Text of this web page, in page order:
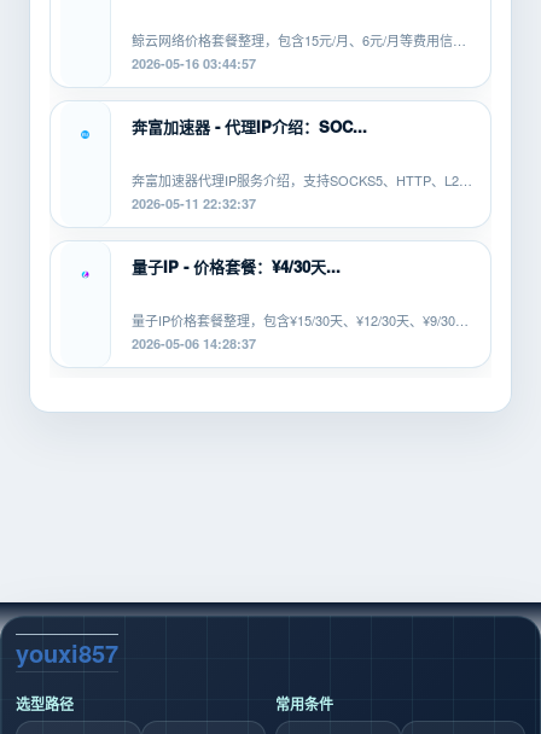
鲸云网络价格套餐整理，包含15元/月、6元/月等费用信
息，覆盖SOCKS5、HTTP、L2TP等...
2026-05-16 03:44:57
奔富加速器 - 代理IP介绍：SOC...
奔富加速器代理IP服务介绍，支持SOCKS5、HTTP、L2TP
等协议，适配安卓、PC、软路由等...
2026-05-11 22:32:37
量子IP - 价格套餐：¥4/30天...
量子IP价格套餐整理，包含¥15/30天、¥12/30天、¥9/30
天、¥6/30天、¥4/30...
2026-05-06 14:28:37
youxi857
选型路径 常用条件